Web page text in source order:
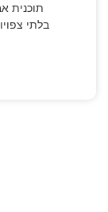
תוכנית
בלתי